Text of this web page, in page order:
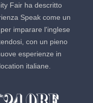
Fair ha descritto
Speak come un
imparare l'inglese
con un pieno
esperienze in
location italiane.